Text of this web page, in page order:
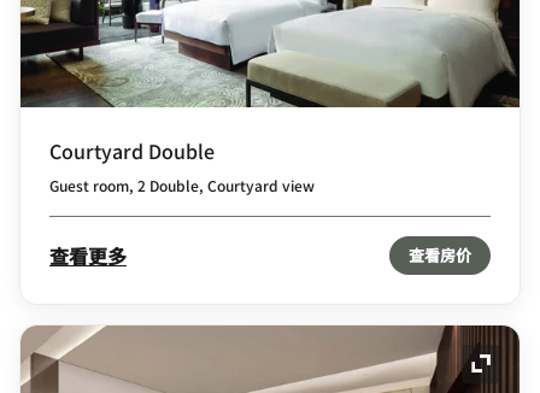
Courtyard Double
Guest room, 2 Double, Courtyard view
查看更多 查看房价
展开